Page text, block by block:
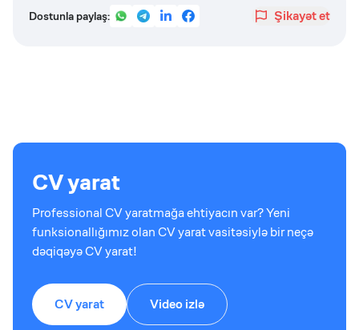
Dostunla paylaş: Şikayət et
CV yarat
Professional CV yaratmağa ehtiyacın var? Yeni
funksionallığımız olan CV yarat vasitəsiylə bir neçə
dəqiqəyə CV yarat!
CV yarat Video izlə